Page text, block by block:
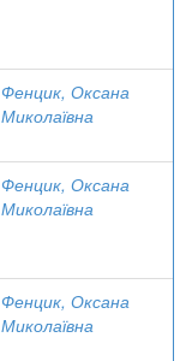
Фенцик, Оксана
Миколаївна
Фенцик, Оксана
Миколаївна
Фенцик, Оксана
Миколаївна